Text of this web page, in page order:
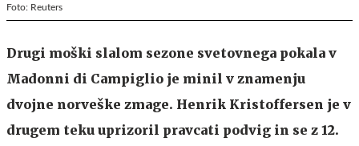
Foto: Reuters
Drugi moški slalom sezone svetovnega pokala v
Madonni di Campiglio je minil v znamenju
dvojne norveške zmage. Henrik Kristoffersen je v
drugem teku uprizoril pravcati podvig in se z 12.